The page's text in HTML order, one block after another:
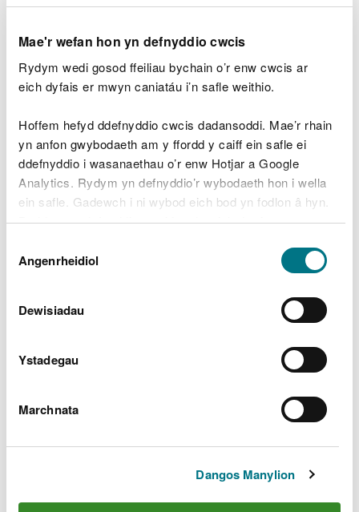
Mae'r wefan hon yn defnyddio cwcis
Rydym wedi gosod ffeiliau bychain o’r enw cwcis ar
eich dyfais er mwyn caniatáu i’n safle weithio.
Hoffem hefyd ddefnyddio cwcis dadansoddi. Mae’r rhain
yn anfon gwybodaeth am y ffordd y caiff ein safle ei
ddefnyddio i wasanaethau o’r enw Hotjar a Google
Analytics. Rydym yn defnyddio’r wybodaeth hon i wella
ein safle. Gadewch i ni wybod eich bod yn fodlon â hyn.
Byddwn yn defnyddio cwci i gadw eich dewis.
Gellirdarllen mwy am ein cwcis cyn i chi ddewis.
Caniatâd
Angenrheidiol
Dewisiadau
Ystadegau
Marchnata
Dangos Manylion
bydd angen i chi gydymffurfio â nhw ynghyd â
Os ydych yn dymuno gwneud cais am gytundeb
bilio tariff dwy ran, bydd angen i chi gwblhau a
ran.
Gweithgaredd Er Budd
Amgylcheddol
weithgaredd anfasnachol yr ymgymerir ag ef yn
gyfan gwbl er budd amgylcheddol. Gallai hyn
gynnwys tynnu neu gronni yn benodol ar gyfer
cadwraeth natur, dolydd dŵr neu symud cored.
Codir cyfradd ostyngol ar geisiadau i dynnu neu
gronni ar gyfer gweithgareddau sy'n llesol i'r
Cost ceisiadau am drwyddedau tynnu dŵr
drwyddedau tynnu dŵr yw £150